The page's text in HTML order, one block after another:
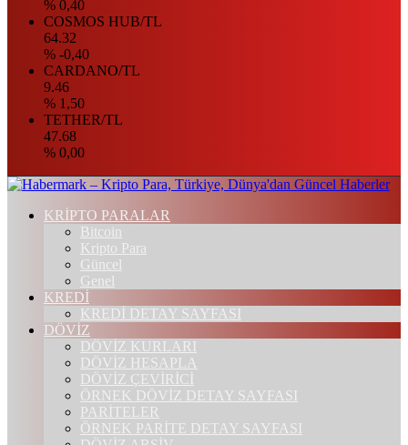
% 0,40
COSMOS HUB/TL
64.32
% -0,40
CARDANO/TL
9.46
% 1,50
TETHER/TL
47.68
% 0,00
KRİPTO PARALAR
Bitcoin
Kripto Para
Güncel
Genel
KREDİ
KREDİ DETAY SAYFASI
DÖVİZ
DÖVİZ KURLARI
DÖVİZ HESAPLA
DÖVİZ ÇEVİRİCİ
ÖRNEK DÖVİZ DETAY SAYFASI
PARİTELER
ÖRNEK PARİTE DETAY SAYFASI